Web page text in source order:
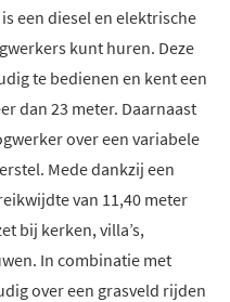
een diesel en elektrische
kunt huren. Deze
te bedienen en kent een
dan 23 meter. Daarnaast
over een variabele
Mede dankzij een
van 11,40 meter
bij kerken, villa’s,
In combinatie met
over een grasveld rijden